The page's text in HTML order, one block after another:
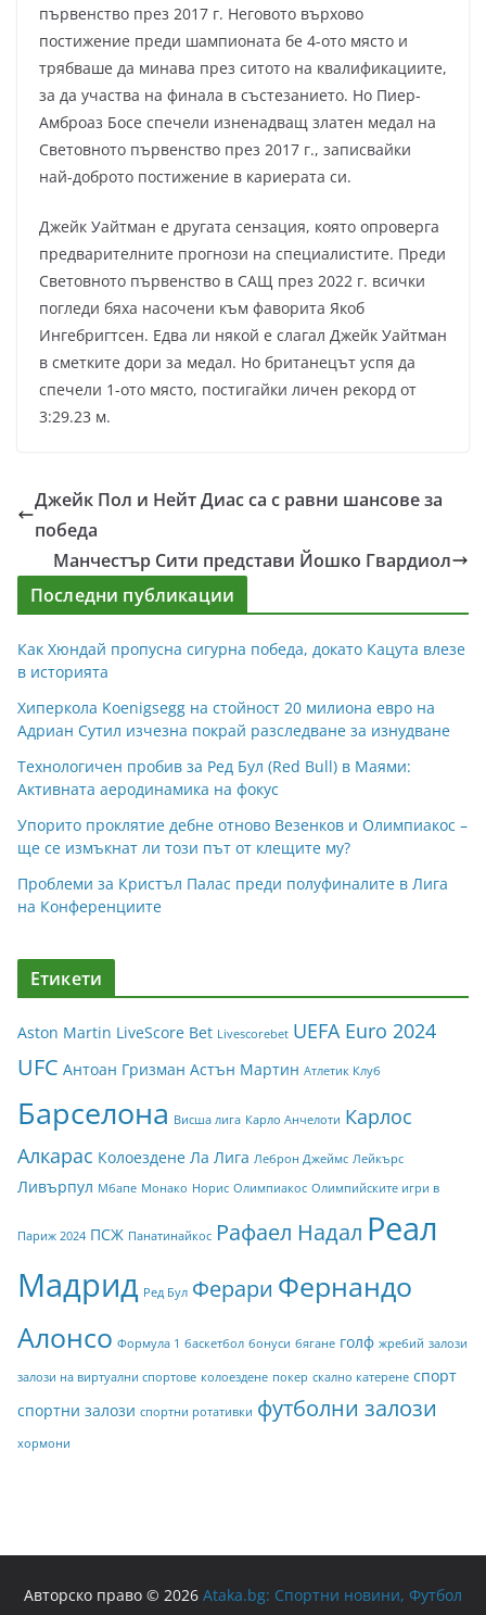
първенство през 2017 г. Неговото върхово
постижение преди шампионата бе 4-ото място и
трябваше да минава през ситото на квалификациите,
за да участва на финала в състезанието. Но Пиер-
Амброаз Босе спечели изненадващ златен медал на
Световното първенство през 2017 г., записвайки
най-доброто постижение в кариерата си.
Джейк Уайтман е другата сензация, която опроверга
предварителните прогнози на специалистите. Преди
Световното първенство в САЩ през 2022 г. всички
погледи бяха насочени към фаворита Якоб
Ингебригтсен. Едва ли някой е слагал Джейк Уайтман
в сметките дори за медал. Но британецът успя да
спечели 1-ото място, постигайки личен рекорд от
3:29.23 м.
Джейк Пол и Нейт Диас са с равни шансове за
победа
Манчестър Сити представи Йошко Гвардиол
Последни публикации
Как Хюндай пропусна сигурна победа, докато Кацута влезе
в историята
Хиперкола Koenigsegg на стойност 20 милиона евро на
Адриан Сутил изчезна покрай разследване за изнудване
Технологичен пробив за Ред Бул (Red Bull) в Маями:
Активната аеродинамика на фокус
Упорито проклятие дебне отново Везенков и Олимпиакос –
ще се измъкнат ли този път от клещите му?
Проблеми за Кристъл Палас преди полуфиналите в Лига
на Конференциите
Етикети
Aston Martin LiveScore Bet Livescorebet UEFA Euro 2024
UFC Антоан Гризман Астън Мартин Атлетик Клуб
Барселона Висша лига Карло Анчелоти Карлос
Алкарас Колоездене Ла Лига Леброн Джеймс Лейкърс
Ливърпул Мбапе Монако Норис Олимпиакос Олимпийските игри в
Париж 2024 ПСЖ Панатинайкос Рафаел Надал Реал
Мадрид Ред Бул Ферари Фернандо
Алонсо Формула 1 баскетбол бонуси бягане голф жребий залози
залози на виртуални спортове колоездене покер скално катерене спорт
спортни залози спортни ротативки футболни залози
хормони
Авторско право © 2026 Ataka.bg: Спортни новини, Футбол